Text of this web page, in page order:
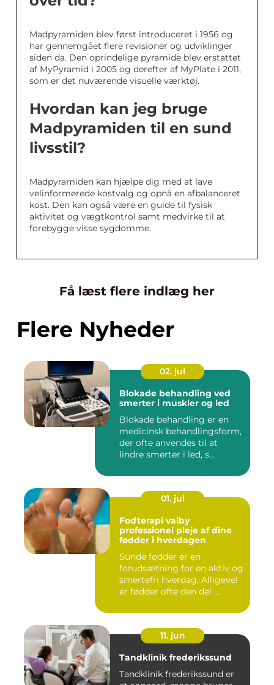
Madpyramiden blev først introduceret i 1956 og
har gennemgået flere revisioner og udviklinger
siden da. Den oprindelige pyramide blev erstattet
af MyPyramid i 2005 og derefter af MyPlate i 2011,
som er det nuværende visuelle værktøj.
Hvordan kan jeg bruge
Madpyramiden til en sund
livsstil?
Madpyramiden kan hjælpe dig med at lave
velinformerede kostvalg og opnå en afbalanceret
kost. Den kan også være en guide til fysisk
aktivitet og vægtkontrol samt medvirke til at
forebygge visse sygdomme.
Få læst flere indlæg her
Flere Nyheder
02. jul
Blokade behandling ved
smerter i muskler og led
Blokade behandling er en
medicinsk behandlingsform,
der ofte anvendes til at
lindre smerter i led, s...
01. jul
Fodterapi valby
professionel pleje af dine
fødder i hverdagen
Sunde fødder er en
forudsætning for en aktiv og
smertefri hverdag. Alligevel
er fødder ofte den del ...
11. jun
Tandklinik frederikssund
Tandklinik frederikssund er